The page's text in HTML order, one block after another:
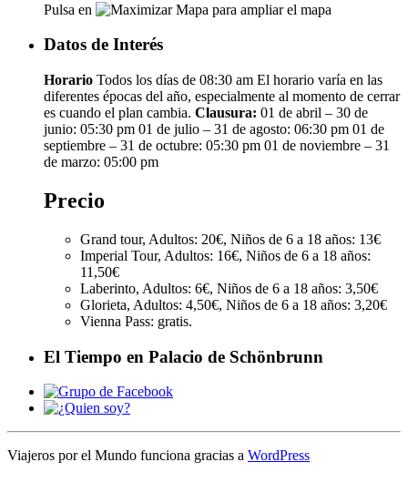
Pulsa en para ampliar el mapa
Datos de Interés
Horario Todos los días de 08:30 am El horario varía en las
diferentes épocas del año, especialmente al momento de cerrar
es cuando el plan cambia. Clausura: 01 de abril – 30 de
junio: 05:30 pm 01 de julio – 31 de agosto: 06:30 pm 01 de
septiembre – 31 de octubre: 05:30 pm 01 de noviembre – 31
de marzo: 05:00 pm
Precio
Grand tour, Adultos: 20€, Niños de 6 a 18 años: 13€
Imperial Tour, Adultos: 16€, Niños de 6 a 18 años:
11,50€
Laberinto, Adultos: 6€, Niños de 6 a 18 años: 3,50€
Glorieta, Adultos: 4,50€, Niños de 6 a 18 años: 3,20€
Vienna Pass: gratis.
El Tiempo en Palacio de Schönbrunn
Viajeros por el Mundo funciona gracias a WordPress